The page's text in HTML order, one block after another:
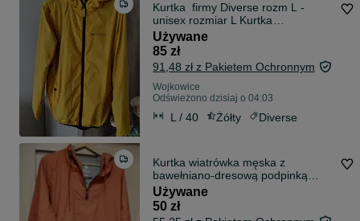
Kurtka firmy Diverse rozm L -
unisex rozmiar L Kurtka
uniwersalna ( unisex)
Używane
85 zł
91,48 zł z Pakietem Ochronnym
Wojkowice
Odświeżono dzisiaj o 04:03
L / 40 Żółty Diverse
Kurtka wiatrówka męska z
bawełniano-dresową podpinką
rozm.L
Używane
50 zł